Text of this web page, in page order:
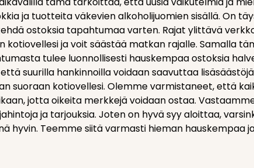
ja tuotteita väkevien alkoholijuomien sisällä. On
ostoksia tapahtumaa varten. Rajat ylittävä
ja voit säästää matkan rajalle. Samalla
tulee luonnollisesti hauskempaa ostoksia
suurilla hankinnoilla voidaan saavuttaa
suoraan kotiovellesi. Olemme varmistaneet, että
jotta oikeita merkkejä voidaan ostaa.
ja tarjouksia. Joten on hyvä syy aloittaa,
hyvin. Teemme siitä varmasti hieman hauskempaa